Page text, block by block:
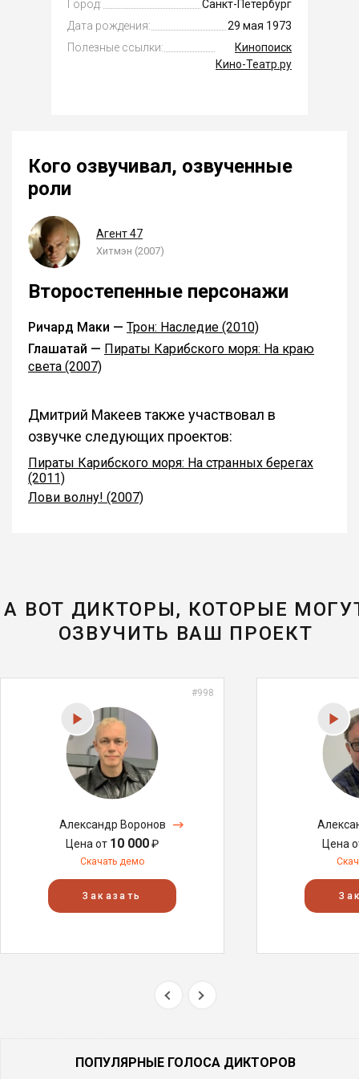
Город:
Санкт-Петербург
Дата рождения:
29 мая 1973
Полезные ссылки:
Кинопоиск
Кино-Театр.ру
Кого озвучивал, озвученные
роли
Агент 47
Хитмэн (2007)
Второстепенные персонажи
Ричард Маки — Трон: Наследие (2010)
Глашатай — Пираты Карибского моря: На краю
света (2007)
Дмитрий Макеев также участвовал в
озвучке следующих проектов:
Пираты Карибского моря: На странных берегах
(2011)
Лови волну! (2007)
А ВОТ ДИКТОРЫ, КОТОРЫЕ
ОЗВУЧИТЬ ВАШ ПРОЕКТ
#998
Александр Воронов
Цена от 10 000₽
Скачать демо
Заказать
Цена
ПОПУЛЯРНЫЕ ГОЛОСА ДИКТОРОВ